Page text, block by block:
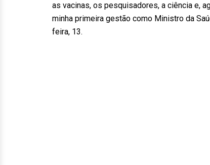
as vacinas, os pesquisadores, a ciência e,
minha primeira gestão como Ministro da
feira, 13.